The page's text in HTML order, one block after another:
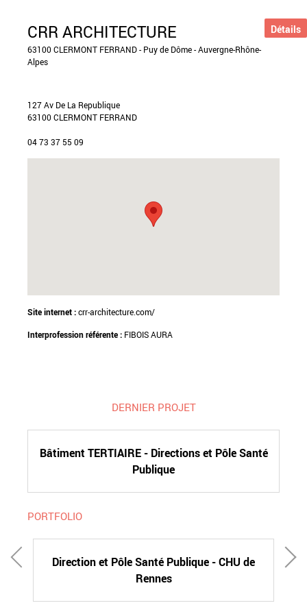
CRR ARCHITECTURE
63100 CLERMONT FERRAND - Puy de Dôme - Auvergne-Rhône-
Alpes
127 Av De La Republique
63100 CLERMONT FERRAND
04 73 37 55 09
Site internet :crr-architecture.com/
Interprofession référente : FIBOIS AURA
DERNIER PROJET
Bâtiment TERTIAIRE - Directions et Pôle Santé
Publique
Détails
PORTFOLIO
Direction et Pôle Santé Publique - CHU de
Rennes